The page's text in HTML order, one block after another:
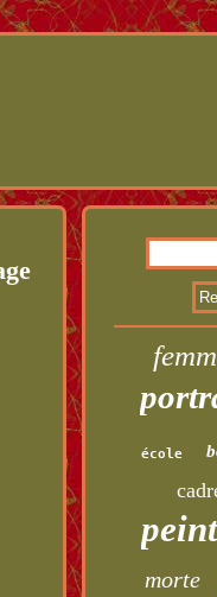
école
morte